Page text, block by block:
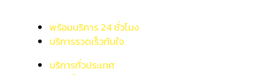
พร้อมบริการ 24 ชั่วโมง
บริการรวดเร็วทันใจ
บริการทั่วประเทศ